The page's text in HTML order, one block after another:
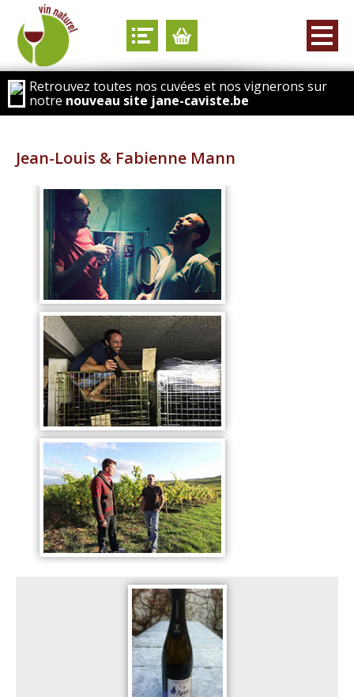
Retrouvez toutes nos cuvées et nos vignerons sur
notre nouveau site jane-caviste.be
Jean-Louis & Fabienne Mann